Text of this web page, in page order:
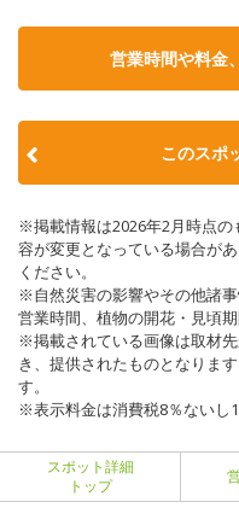
営業時間や料金
このスポ
※掲載情報は2026年2月時点
容が変更となっている場合が
ください。
※自然災害の影響やその他諸
営業時間、植物の開花・見頃
※掲載されている画像は取材
き、提供されたものとなりま
す。
※表示料金は消費税8％ないし
スポット詳細
トップ